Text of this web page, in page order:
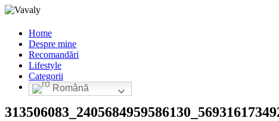
Home
Despre mine
Recomandări
Lifestyle
Categorii
Română